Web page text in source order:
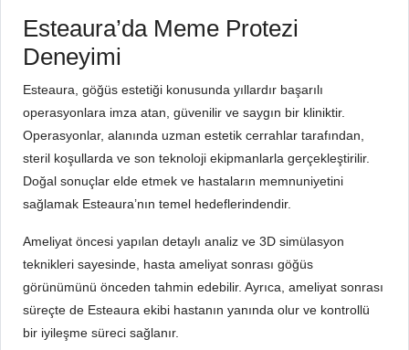
Esteaura’da Meme Protezi
Deneyimi
Esteaura, göğüs estetiği konusunda yıllardır başarılı
operasyonlara imza atan, güvenilir ve saygın bir kliniktir.
Operasyonlar, alanında uzman estetik cerrahlar tarafından,
steril koşullarda ve son teknoloji ekipmanlarla gerçekleştirilir.
Doğal sonuçlar elde etmek ve hastaların memnuniyetini
sağlamak Esteaura’nın temel hedeflerindendir.
Ameliyat öncesi yapılan detaylı analiz ve 3D simülasyon
teknikleri sayesinde, hasta ameliyat sonrası göğüs
görünümünü önceden tahmin edebilir. Ayrıca, ameliyat sonrası
süreçte de Esteaura ekibi hastanın yanında olur ve kontrollü
bir iyileşme süreci sağlanır.